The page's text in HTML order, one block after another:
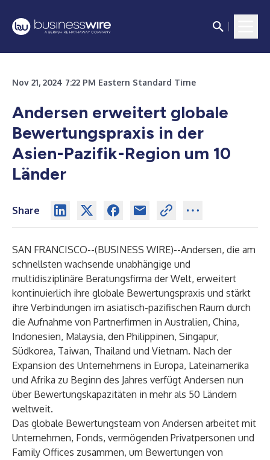
Nov 21, 2024 7:22 PM Eastern Standard Time
Andersen erweitert globale
Bewertungspraxis in der
Asien-Pazifik-Region um 10
Länder
Share
SAN FRANCISCO--(BUSINESS WIRE)--Andersen, die am
schnellsten wachsende unabhängige und
multidisziplinäre Beratungsfirma der Welt, erweitert
kontinuierlich ihre globale Bewertungspraxis und stärkt
ihre Verbindungen im asiatisch-pazifischen Raum durch
die Aufnahme von Partnerfirmen in Australien, China,
Indonesien, Malaysia, den Philippinen, Singapur,
Südkorea, Taiwan, Thailand und Vietnam. Nach der
Expansion des Unternehmens in Europa, Lateinamerika
und Afrika zu Beginn des Jahres verfügt Andersen nun
über Bewertungskapazitäten in mehr als 50 Ländern
weltweit.
Das globale Bewertungsteam von Andersen arbeitet mit
Unternehmen, Fonds, vermögenden Privatpersonen und
Family Offices zusammen, um Bewertungen von